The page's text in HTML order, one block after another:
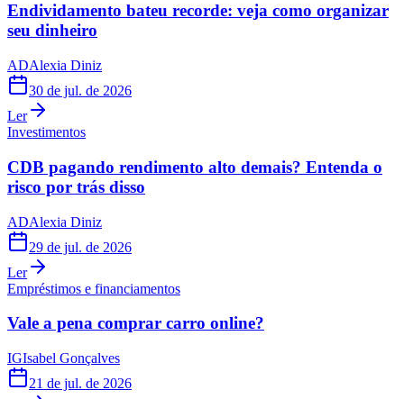
Endividamento bateu recorde: veja como organizar
seu dinheiro
ADAlexia Diniz
30 de jul. de 2026
Ler
Investimentos
CDB pagando rendimento alto demais? Entenda o
risco por trás disso
ADAlexia Diniz
29 de jul. de 2026
Ler
Empréstimos e financiamentos
Vale a pena comprar carro online?
IGIsabel Gonçalves
21 de jul. de 2026